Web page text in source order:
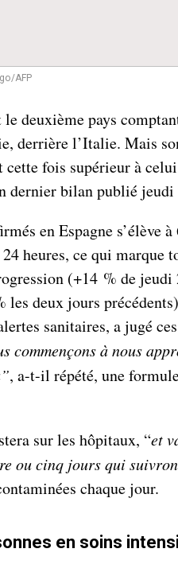
AFP
le deuxième pays
derrière l’Italie. Mais
cette fois supérieur à
dernier bilan publié
en Espagne s’élève
heures, ce qui marque
(+14 % de jeudi
deux jours
sanitaires, a jugé
commençons à nous
, a-t-il répété, une
sur les hôpitaux, “et
ou cinq jours qui
chaque jour.
en soins